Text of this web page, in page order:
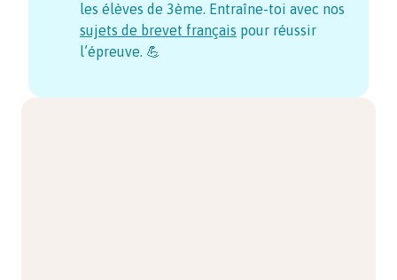
les élèves de 3ème. Entraîne-toi avec nos
sujets de brevet français pour réussir
l’épreuve. 💪